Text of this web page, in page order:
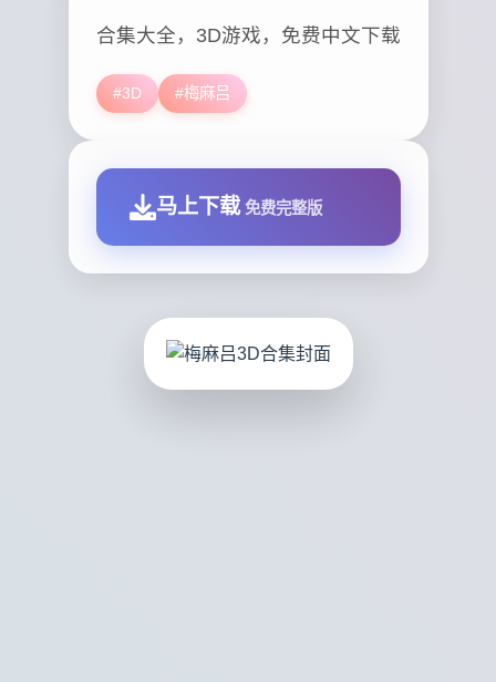
合集大全，3D游戏，免费中文下载
#3D #梅麻吕
马上下载 免费完整版